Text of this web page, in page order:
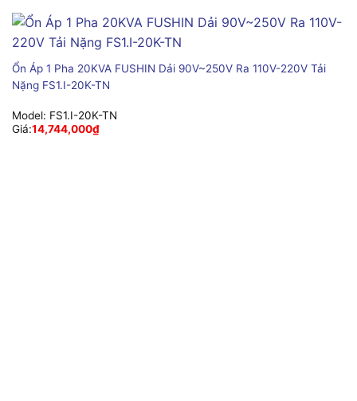
Ổn Áp 1 Pha 20KVA FUSHIN Dải 90V~250V Ra 110V-220V Tải
Nặng FS1.I-20K-TN
Model: FS1.I-20K-TN
Giá:14,744,000₫